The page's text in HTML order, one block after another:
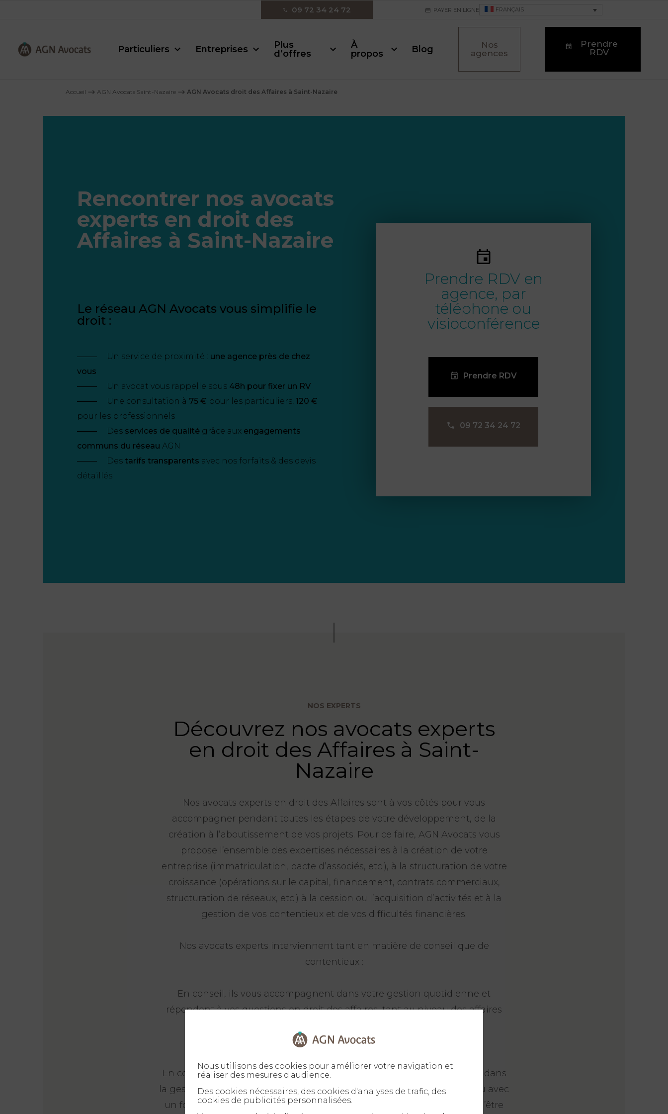
09 72 34 24 72 PAYER EN LIGNE FRANÇAIS
Particuliers Entreprises
Plus
d’offres
À
propos
Blog
Nos
agences
Prendre
RDV
Accueil ⟶ AGN Avocats Saint-Nazaire ⟶ AGN Avocats droit des Affaires à Saint-Nazaire
Rencontrer nos avocats
experts en droit des
Affaires à Saint-Nazaire
Le réseau AGN Avocats vous simplifie le
droit :
Un service de proximité : une agence près de chez
vous
Un avocat vous rappelle sous 48h pour fixer un RV
Une consultation à 75 € pour les particuliers, 120 €
pour les professionnels
Des services de qualité grâce aux engagements
communs du réseau AGN
Destarifs transparents avec nos forfaits & des devis
détaillés
Prendre RDV en
agence, par
téléphone ou
visioconférence
Prendre RDV
09 72 34 24 72
NOS EXPERTS
Découvrez nos avocats experts
en droit des Affaires à Saint-
Nazaire
Nos avocats experts en droit des Affaires sont à vos côtés pour vous
accompagner pendant toutes les étapes de votre développement, de la
création à l’aboutissement de vos projets. Pour ce faire, AGN Avocats vous
propose l’ensemble des expertises nécessaires à la création de votre
entreprise (immatriculation, pacte d’associés, etc.), à la structuration de votre
croissance (opérations sur le capital, financement, contrats commerciaux,
structuration de réseaux, etc.) à la cession ou l’acquisition d’activités et à la
gestion de vos contentieux et de vos difficultés financières.
Nos avocats experts interviennent tant en matière de conseil que de
contentieux :
En conseil, ils vous accompagnent dans votre gestion quotidienne et
répondent à vos questions en droit des affaires, tant au niveau des affaires
ponctuelles (restructuration…).
En contentieux, nos avocats experts en droit des Affaires interviennent dans
la gestion des conflits qui peuvent survenir que ce soit entre associés ou avec
un fournisseur/client. Dans ce cadre-là, il est indispensable pour vous d’être
Nous utilisons des cookies pour améliorer votre navigation et
réaliser des mesures d'audience.
Des cookies nécessaires, des cookies d'analyses de trafic, des
cookies de publicités personnalisées.